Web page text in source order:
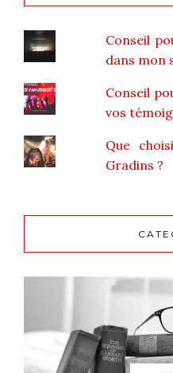
Conseil
dans mon
Conseil
vos
Que
Gradins ?